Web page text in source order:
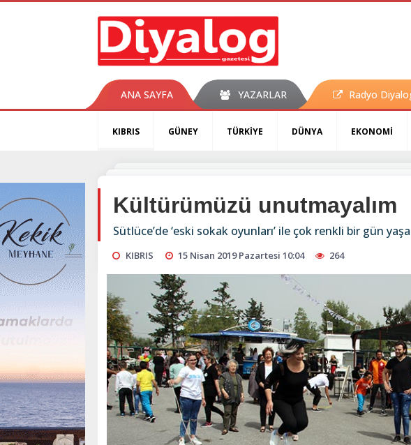
ANA SAYFA YAZARLAR Radyo
KIBRIS GÜNEY TÜRKİYE DÜNYA EKONOMİ
Kültürümüzü unutmayalım
Sütlüce’de ‘eski sokak oyunları’ ile çok renkli bir gün
KIBRIS 15 Nisan 2019 Pazartesi 10:04 264